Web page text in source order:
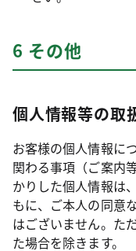
6 その他
個人情報等の取
お客様の個人情報に
関わる事項（ご案内
かりした個人情報は
もに、ご本人の同意
はございません。た
た場合を除きます。